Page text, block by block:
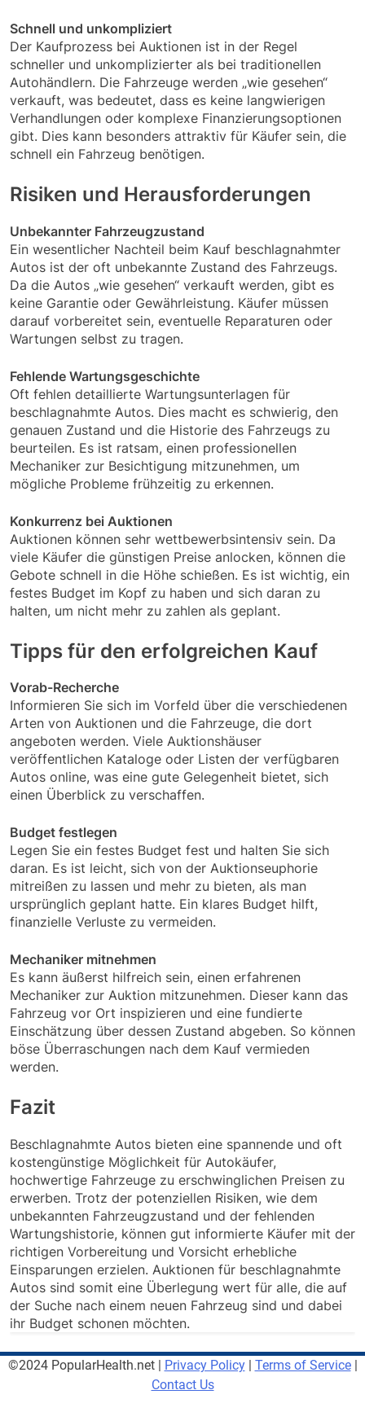
Schnell und unkompliziert
Der Kaufprozess bei Auktionen ist in der Regel
schneller und unkomplizierter als bei traditionellen
Autohändlern. Die Fahrzeuge werden „wie gesehen“
verkauft, was bedeutet, dass es keine langwierigen
Verhandlungen oder komplexe Finanzierungsoptionen
gibt. Dies kann besonders attraktiv für Käufer sein, die
schnell ein Fahrzeug benötigen.
Risiken und Herausforderungen
Unbekannter Fahrzeugzustand
Ein wesentlicher Nachteil beim Kauf beschlagnahmter
Autos ist der oft unbekannte Zustand des Fahrzeugs.
Da die Autos „wie gesehen“ verkauft werden, gibt es
keine Garantie oder Gewährleistung. Käufer müssen
darauf vorbereitet sein, eventuelle Reparaturen oder
Wartungen selbst zu tragen.
Fehlende Wartungsgeschichte
Oft fehlen detaillierte Wartungsunterlagen für
beschlagnahmte Autos. Dies macht es schwierig, den
genauen Zustand und die Historie des Fahrzeugs zu
beurteilen. Es ist ratsam, einen professionellen
Mechaniker zur Besichtigung mitzunehmen, um
mögliche Probleme frühzeitig zu erkennen.
Konkurrenz bei Auktionen
Auktionen können sehr wettbewerbsintensiv sein. Da
viele Käufer die günstigen Preise anlocken, können die
Gebote schnell in die Höhe schießen. Es ist wichtig, ein
festes Budget im Kopf zu haben und sich daran zu
halten, um nicht mehr zu zahlen als geplant.
Tipps für den erfolgreichen Kauf
Vorab-Recherche
Informieren Sie sich im Vorfeld über die verschiedenen
Arten von Auktionen und die Fahrzeuge, die dort
angeboten werden. Viele Auktionshäuser
veröffentlichen Kataloge oder Listen der verfügbaren
Autos online, was eine gute Gelegenheit bietet, sich
einen Überblick zu verschaffen.
Budget festlegen
Legen Sie ein festes Budget fest und halten Sie sich
daran. Es ist leicht, sich von der Auktionseuphorie
mitreißen zu lassen und mehr zu bieten, als man
ursprünglich geplant hatte. Ein klares Budget hilft,
finanzielle Verluste zu vermeiden.
Mechaniker mitnehmen
Es kann äußerst hilfreich sein, einen erfahrenen
Mechaniker zur Auktion mitzunehmen. Dieser kann das
Fahrzeug vor Ort inspizieren und eine fundierte
Einschätzung über dessen Zustand abgeben. So können
böse Überraschungen nach dem Kauf vermieden
werden.
Fazit
Beschlagnahmte Autos bieten eine spannende und oft
kostengünstige Möglichkeit für Autokäufer,
hochwertige Fahrzeuge zu erschwinglichen Preisen zu
erwerben. Trotz der potenziellen Risiken, wie dem
unbekannten Fahrzeugzustand und der fehlenden
Wartungshistorie, können gut informierte Käufer mit der
richtigen Vorbereitung und Vorsicht erhebliche
Einsparungen erzielen. Auktionen für beschlagnahmte
Autos sind somit eine Überlegung wert für alle, die auf
der Suche nach einem neuen Fahrzeug sind und dabei
ihr Budget schonen möchten.
©2024 PopularHealth.net | Privacy Policy| Terms of Service|
Contact Us